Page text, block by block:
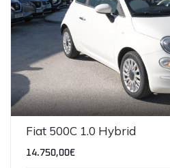
Fiat 500C 1.0 Hybrid
14.750,00€